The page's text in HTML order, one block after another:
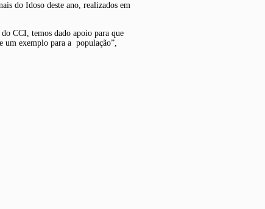
do Idoso deste ano, realizados em
CCI, temos dado apoio para que
um exemplo para a população”,